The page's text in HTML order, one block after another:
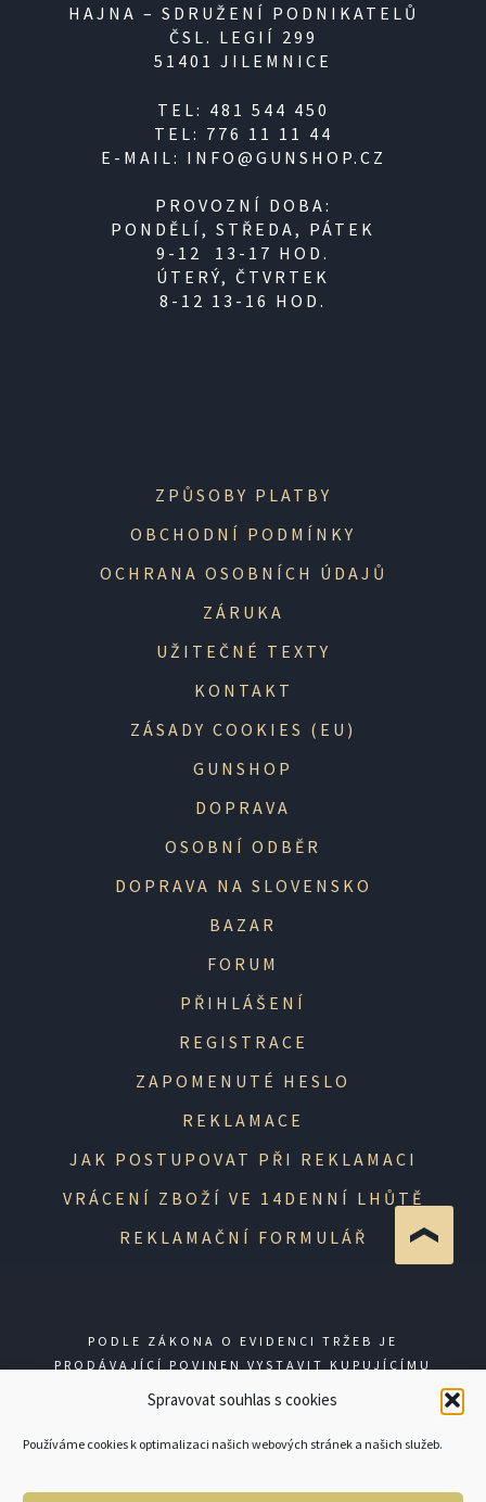
Spravovat souhlas s cookies
Používáme cookies k optimalizaci našich webových stránek a našich služeb.
HAJNA – SDRUŽENÍ PODNIKATELŮ
ČSL. LEGIÍ 299
51401 JILEMNICE
TEL: 481 544 450
TEL: 776 11 11 44
E-MAIL: INFO@GUNSHOP.CZ
PROVOZNÍ DOBA:
PONDĚLÍ, STŘEDA, PÁTEK
9-12 13-17 HOD.
ÚTERÝ, ČTVRTEK
8-12 13-16 HOD.
ZPŮSOBY PLATBY
OBCHODNÍ PODMÍNKY
OCHRANA OSOBNÍCH ÚDAJŮ
ZÁRUKA
UŽITEČNÉ TEXTY
KONTAKT
ZÁSADY COOKIES (EU)
GUNSHOP
DOPRAVA
OSOBNÍ ODBĚR
DOPRAVA NA SLOVENSKO
BAZAR
FORUM
PŘIHLÁŠENÍ
REGISTRACE
ZAPOMENUTÉ HESLO
REKLAMACE
JAK POSTUPOVAT PŘI REKLAMACI
VRÁCENÍ ZBOŽÍ VE 14DENNÍ LHŮTĚ
REKLAMAČNÍ FORMULÁŘ
PODLE ZÁKONA O EVIDENCI TRŽEB JE
PRODÁVAJÍCÍ POVINEN VYSTAVIT KUPUJÍCÍMU
PŘIJATOU TRŽBU U SPRÁVCE DANĚ ONLINE; V
PŘÍPADĚ TECHNICKÉHO VÝPADKU PAK NEJPOZDĚJI